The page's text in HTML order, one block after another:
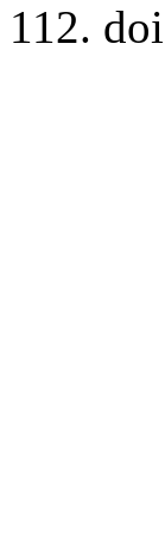
112.